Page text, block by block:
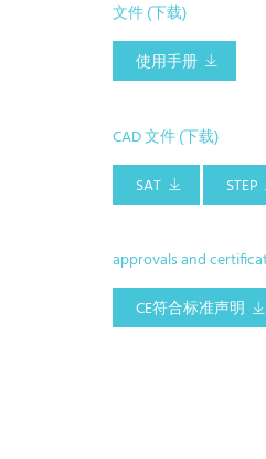
文件 (下载)
使用手册
CAD 文件 (下载)
SAT
STEP
approvals and
CE符合标准声明